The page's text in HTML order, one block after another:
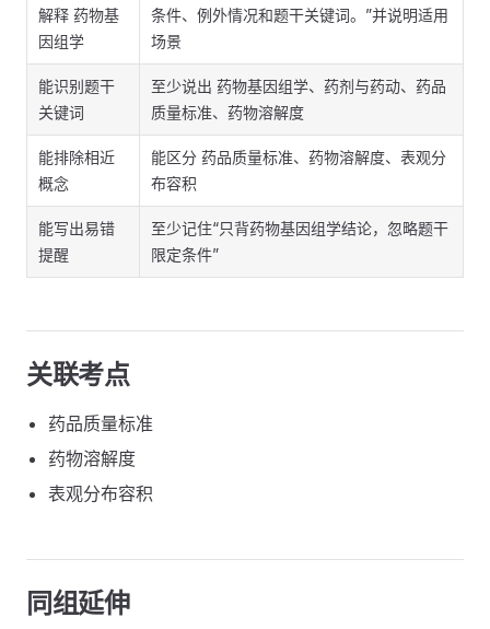
解释 药物基
因组学
条件、例外情况和题干关键词。”并说明适用
场景
能识别题干
关键词
至少说出 药物基因组学、药剂与药动、药品
质量标准、药物溶解度
能排除相近
概念
能区分 药品质量标准、药物溶解度、表观分
布容积
能写出易错
提醒
至少记住“只背药物基因组学结论，忽略题干
限定条件”
关联考点
药品质量标准
药物溶解度
表观分布容积
同组延伸